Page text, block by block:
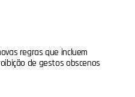
regras que incluem
de gestos obscenos